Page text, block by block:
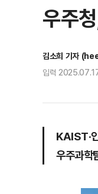
우주
김소희 기자
입력
KAIST·
우주과학